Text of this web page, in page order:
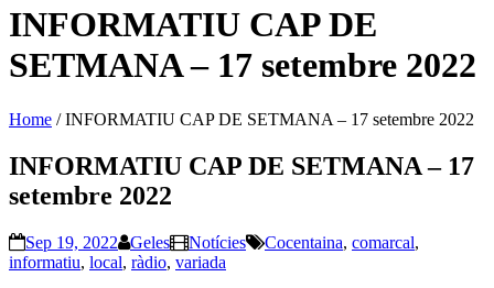
INFORMATIU CAP DE
SETMANA – 17 setembre 2022
Home /INFORMATIU CAP DE SETMANA – 17 setembre 2022
INFORMATIU CAP DE SETMANA – 17
setembre 2022
Sep 19, 2022 Geles Notícies Cocentaina, comarcal,
informatiu, local, ràdio, variada